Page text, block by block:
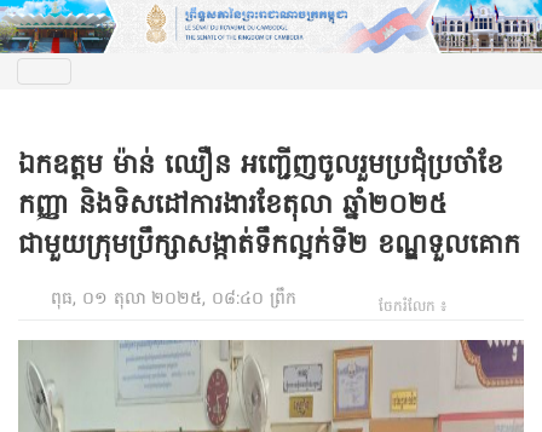
ឯកឧត្តម ម៉ាន់ ឈឿន អញ្ជើញចូលរួមប្រជុំប្រចាំខែ
កញ្ញា និងទិសដៅការងារខែតុលា ឆ្នាំ២០២៥
ជាមួយក្រុមប្រឹក្សាសង្កាត់ទឹកល្អក់ទី២ ខណ្ឌទួលគោក
ពុធ, ០១ តុលា ២០២៥, ០៨:៤០ ព្រឹក ចែករំលែក ៖